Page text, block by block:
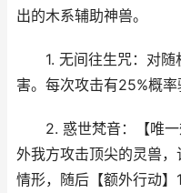
出的木系辅助神兽。
1. 无间往生咒：对随
害。每次攻击有25%概率
2. 惑世梵音：【唯一
外我方攻击顶尖的灵兽
情形，随后【额外行动